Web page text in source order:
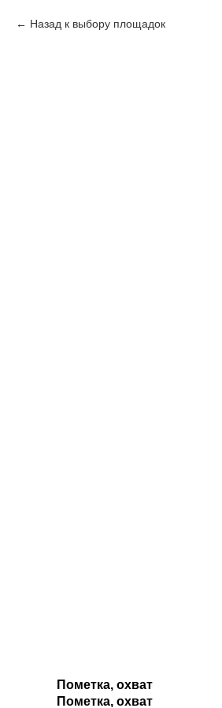
Назад к выбору площадок
Пометка, охват
Пометка, охват